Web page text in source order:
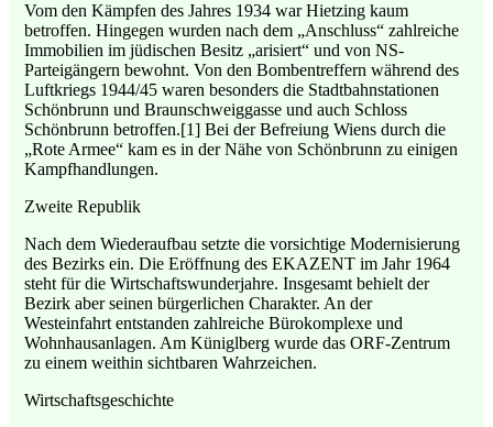
Vom den Kämpfen des Jahres 1934 war Hietzing kaum
betroffen. Hingegen wurden nach dem „Anschluss“ zahlreiche
Immobilien im jüdischen Besitz „arisiert“ und von NS-
Parteigängern bewohnt. Von den Bombentreffern während des
Luftkriegs 1944/45 waren besonders die Stadtbahnstationen
Schönbrunn und Braunschweiggasse und auch Schloss
Schönbrunn betroffen.[1] Bei der Befreiung Wiens durch die
„Rote Armee“ kam es in der Nähe von Schönbrunn zu einigen
Kampfhandlungen.
Zweite Republik
Nach dem Wiederaufbau setzte die vorsichtige Modernisierung
des Bezirks ein. Die Eröffnung des EKAZENT im Jahr 1964
steht für die Wirtschaftswunderjahre. Insgesamt behielt der
Bezirk aber seinen bürgerlichen Charakter. An der
Westeinfahrt entstanden zahlreiche Bürokomplexe und
Wohnhausanlagen. Am Küniglberg wurde das ORF-Zentrum
zu einem weithin sichtbaren Wahrzeichen.
Wirtschaftsgeschichte